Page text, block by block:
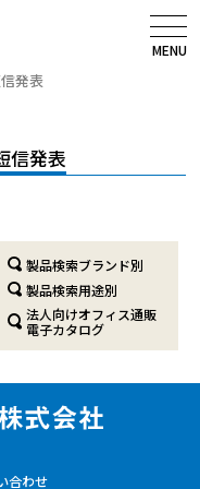
MENU
発表
信発表
製品検索ブランド別
製品検索用途別
法人向けオフィス通販
電子カタログ
合わせ